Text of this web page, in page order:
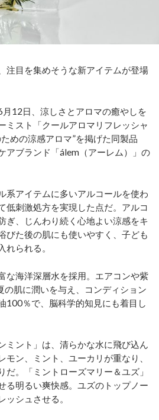
注目を集めそうな新アイテムが登場
12日、涼しさとアロマの癒やしを
ミスト「クールアロマリフレッシャ
めの涼感アロマ”を掲げた同製品
アブランド「álem（アーレム）」の
系アイテムに多いアルコールを使わ
低刺激処方を実現した点だ。アルコ
ぎ、じんわり続く心地よい涼感をキ
びた後の肌にも使いやすく、子ども
れられる。
な海洋深層水を採用。エアコンや紫
の肌に潤いを与え、コンディション
100％で、脳科学的知見にも着目し
ミント」は、清らかな水に飛び込ん
モン、ミント、ユーカリが重なり、
だ。「ミントローズマリー＆ユズ」
る明るい爽快感。ユズのトップノー
ッシュさせる。